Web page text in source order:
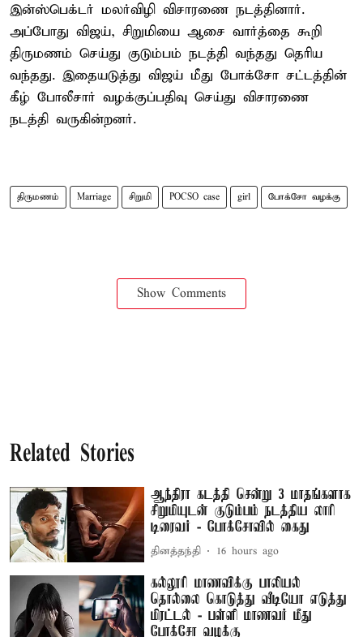
இன்ஸ்பெக்டர் மலர்விழி விசாரணை நடத்தினார்.
அப்போது விஜய், சிறுமியை ஆசை வார்த்தை கூறி
திருமணம் செய்து குடும்பம் நடத்தி வந்தது தெரிய
வந்தது. இதையடுத்து விஜய் மீது போக்சோ சட்டத்தின்
கீழ் போலீசார் வழக்குப்பதிவு செய்து விசாரணை
நடத்தி வருகின்றனர்.
திருமணம் Marriage சிறுமி POCSO case girl போக்சோ வழக்கு
Show Comments
Related Stories
ஆந்திரா கடத்தி சென்று 3 மாதங்களாக
சிறுமியுடன் குடும்பம் நடத்திய லாரி
டிரைவர் - போக்சோவில் கைது
தினத்தந்தி 16 hours ago
கல்லூரி மாணவிக்கு பாலியல்
தொல்லை கொடுத்து வீடியோ எடுத்து
மிரட்டல் - பள்ளி மாணவர் மீது
போக்சோ வழக்கு